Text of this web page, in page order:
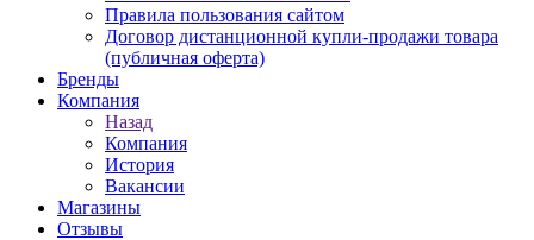
Правила пользования сайтом
Договор дистанционной купли-продажи товара
(публичная оферта)
Бренды
Компания
Назад
Компания
История
Вакансии
Магазины
Отзывы